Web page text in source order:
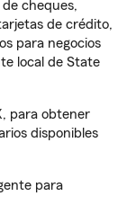
cheques,
de crédito,
para negocios
local de State
para obtener
disponibles
para